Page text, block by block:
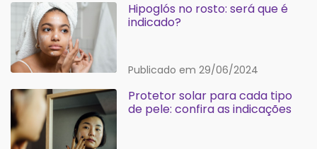
Hipoglós no rosto: será que é
indicado?
Publicado em 29/06/2024
Protetor solar para cada tipo
de pele: confira as indicações